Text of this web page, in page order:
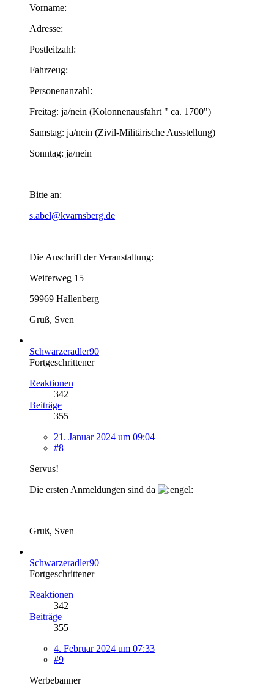
Vorname:
Adresse:
Postleitzahl:
Fahrzeug:
Personenanzahl:
Freitag: ja/nein (Kolonnenausfahrt " ca. 1700")
Samstag: ja/nein (Zivil-Militärische Ausstellung)
Sonntag: ja/nein
Bitte an:
s.abel@kvarnsberg.de
Die Anschrift der Veranstaltung:
Weiferweg 15
59969 Hallenberg
Gruß, Sven
Schwarzeradler90
Fortgeschrittener
Reaktionen
342
Beiträge
355
21. Januar 2024 um 09:04
#8
Servus!
Die ersten Anmeldungen sind da
Gruß, Sven
Schwarzeradler90
Fortgeschrittener
Reaktionen
342
Beiträge
355
4. Februar 2024 um 07:33
#9
Werbebanner